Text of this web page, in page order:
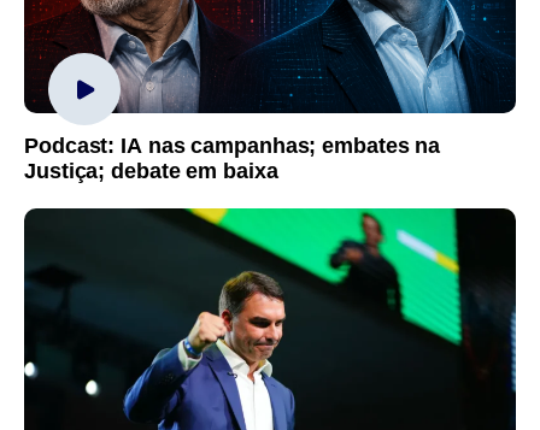
Podcast: IA nas campanhas; embates na
Justiça; debate em baixa